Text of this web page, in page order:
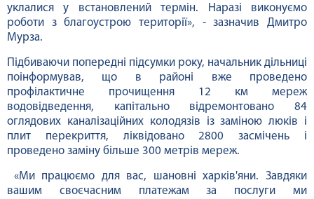
уклалися у встановлений термін. Наразі виконуємо
роботи з благоустрою території», - зазначив Дмитро
Мурза.
Підбиваючи попередні підсумки року, начальник дільниці
поінформував, що в районі вже проведено
профілактичне прочищення 12 км мереж
водовідведення, капітально відремонтовано 84
оглядових каналізаційних колодязів із заміною люків і
плит перекриття, ліквідовано 2800 засмічень і
проведено заміну більше 300 метрів мереж.
«Ми працюємо для вас, шановні харків'яни. Завдяки
вашим своєчасним платежам за послуги ми